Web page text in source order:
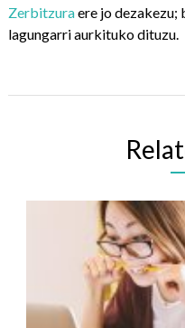
Zerbitzuraere jo dezakezu;
lagungarri aurkituko dituzu.